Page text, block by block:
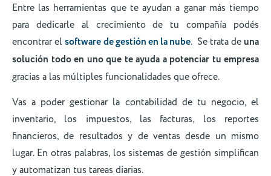
Entre las herramientas que te ayudan a ganar más tiempo
para dedicarle al crecimiento de tu compañía podés
encontrar elsoftware de gestión en la nube. Se trata deuna
solución todo en uno que te ayuda a potenciar tu empresa
gracias a las múltiples funcionalidades que ofrece.
Vas a poder gestionar la contabilidad de tu negocio, el
inventario, los impuestos, las facturas, los reportes
financieros, de resultados y de ventas desde un mismo
lugar. En otras palabras, los sistemas de gestión simplifican
y automatizan tus tareas diarias.